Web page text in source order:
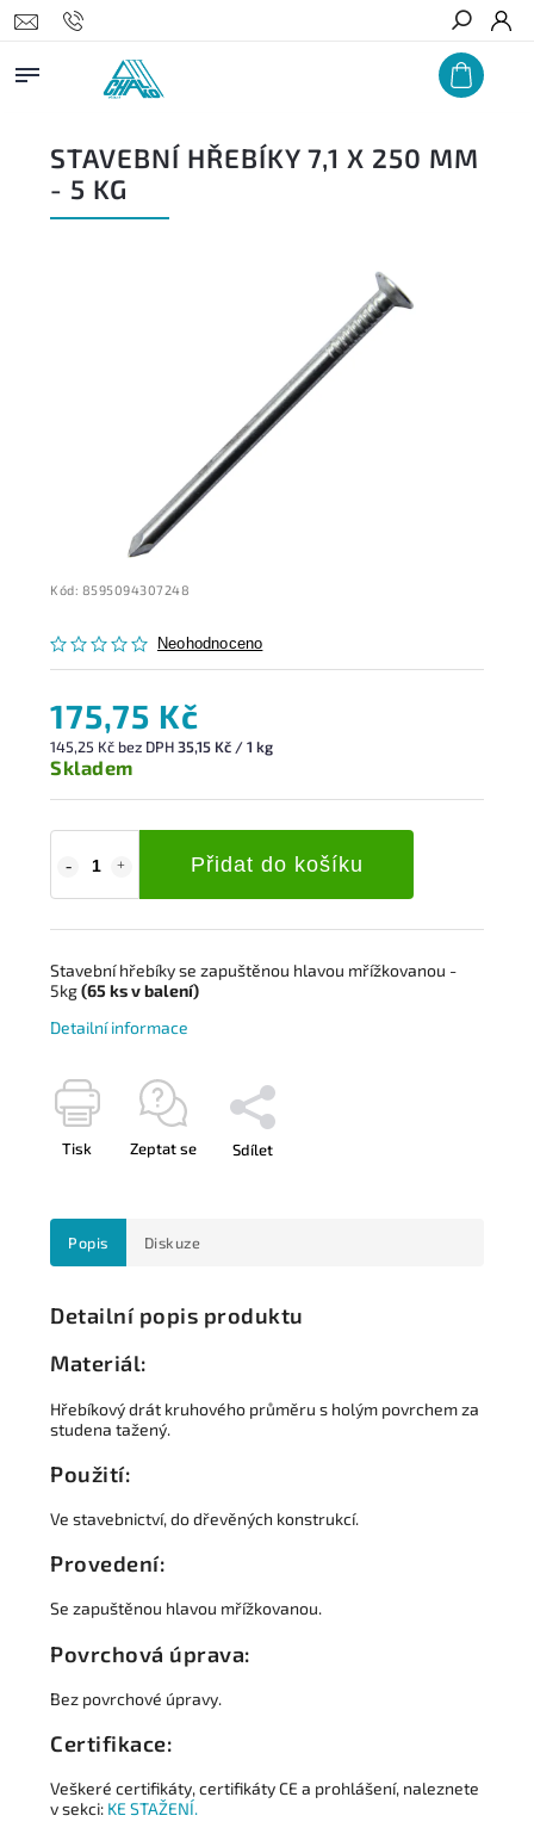
Hledat
STAVEBNÍ HŘEBÍKY 7,1 X 250 MM
- 5 KG
Kód: 8595094307248
Neohodnoceno
175,75 Kč
145,25 Kč bez DPH35,15 Kč / 1 kg
Skladem
Přidat do košíku
Stavební hřebíky se zapuštěnou hlavou mřížkovanou -
5kg(65 ksv balení)
Detailní informace
Tisk Zeptat se Sdílet
Popis Diskuze
Detailní popis produktu
Materiál:
Hřebíkový drát kruhového průměru s holým povrchem za
studena tažený.
Použití:
Ve stavebnictví, do dřevěných konstrukcí.
Provedení:
Se zapuštěnou hlavou mřížkovanou.
Povrchová úprava:
Bez povrchové úpravy.
Certifikace:
Veškeré certifikáty, certifikáty CE a prohlášení, naleznete
v sekci: KE STAŽENÍ.